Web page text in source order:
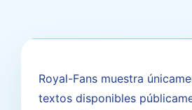
Royal-Fans muestra
textos disponibles